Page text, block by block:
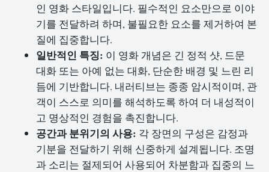
인 영화 스타일입니다. 필수적인 요소만으로 이야
기를 전달하려 하며, 불필요한 요소를 제거하여 본
질에 집중합니다.
일반적인 특징: 이 영화 개념은 긴 정적 샷, 드문
대화 또는 아예 없는 대화, 단순한 배경 및 느린 리
듬에 기반합니다. 내러티브는 종종 암시적이며, 관
객이 스스로 의미를 해석하도록 하여 더 내성적이
고 명상적인 경험을 촉진합니다.
공간과 분위기의 사용: 각 장면의 구성은 감정과
기분을 전달하기 위해 신중하게 설계됩니다. 조명
과 소리는 절제되어 사용되어 차분함과 집중의 느